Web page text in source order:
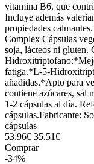
vitamina B6, que
Incluye además
propiedades
Complex Cápsulas
soja, lácteos ni gluten.
fatiga.*L-5-
añadidas.*Apto para
contiene azúcares, sal
1-2 cápsulas al día.
cápsulas.Fabricante:
cápsulas
53.96€ 35.51€
Comprar
-34%